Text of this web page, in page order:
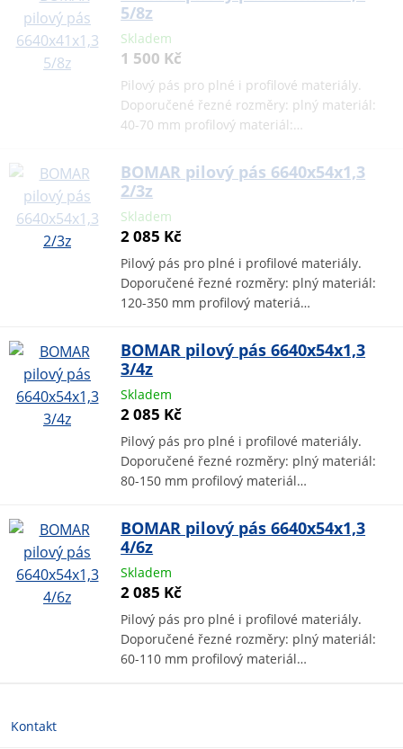
5/8z
Skladem
1 500 Kč
Pilový pás pro plné i profilové materiály.
Doporučené řezné rozměry: plný materiál:
40-70 mm profilový materiál:…
BOMAR pilový pás 6640x54x1,3
2/3z
Skladem
2 085 Kč
Pilový pás pro plné i profilové materiály.
Doporučené řezné rozměry: plný materiál:
120-350 mm profilový materiá…
BOMAR pilový pás 6640x54x1,3
3/4z
Skladem
2 085 Kč
Pilový pás pro plné i profilové materiály.
Doporučené řezné rozměry: plný materiál:
80-150 mm profilový materiál…
BOMAR pilový pás 6640x54x1,3
4/6z
Skladem
2 085 Kč
Pilový pás pro plné i profilové materiály.
Doporučené řezné rozměry: plný materiál:
60-110 mm profilový materiál…
Kontakt